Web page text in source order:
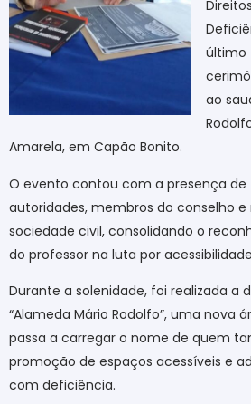
último
ao
Amarela, em Capão Bonito.
O evento contou com a presença de
autoridades, membros do conselho
sociedade civil, consolidando o
do professor na luta por
Durante a solenidade, foi realizada a
“Alameda Mário Rodolfo”, uma nova
passa a carregar o nome de quem
promoção de espaços acessíveis e
com deficiência.